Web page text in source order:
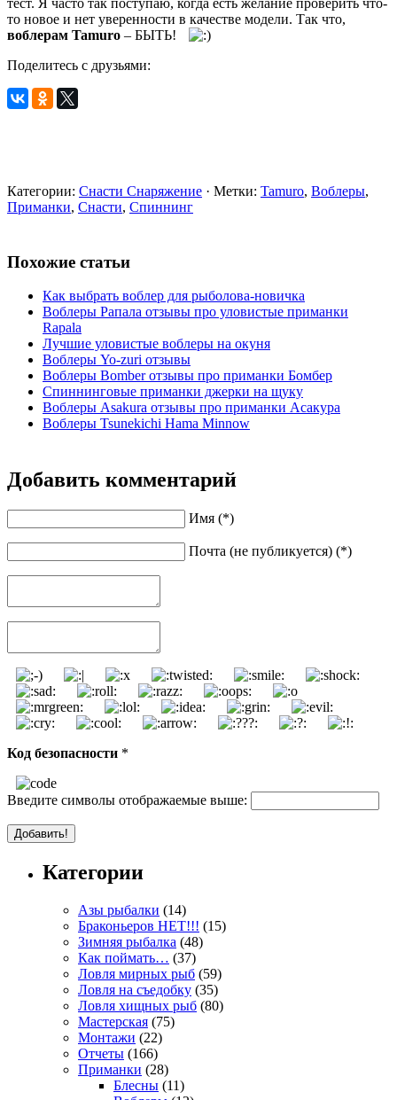
то новое и нет уверенности в качестве модели. Так что,
воблерам Tamuro – БЫТЬ!
Поделитесь с друзьями:
Категории: Снасти Снаряжение · Метки: Tamuro, Воблеры,
Приманки, Снасти, Спиннинг
Похожие статьи
Как выбрать воблер для рыболова-новичка
Воблеры Рапала отзывы про уловистые приманки
Rapala
Лучшие уловистые воблеры на окуня
Воблеры Yo-zuri отзывы
Воблеры Bomber отзывы про приманки Бомбер
Спиннинговые приманки джерки на щуку
Воблеры Asakura отзывы про приманки Асакура
Воблеры Tsunekichi Hama Minnow
Добавить комментарий
Имя (*)
Почта (не публикуется) (*)
Код безопасности *
Введите символы отображаемые выше:
Категории
Азы рыбалки (14)
Браконьеров НЕТ!!! (15)
Зимняя рыбалка (48)
Как поймать… (37)
Ловля мирных рыб (59)
Ловля на съедобку (35)
Ловля хищных рыб (80)
Мастерская (75)
Монтажи (22)
Отчеты (166)
Приманки (28)
Блесны (11)